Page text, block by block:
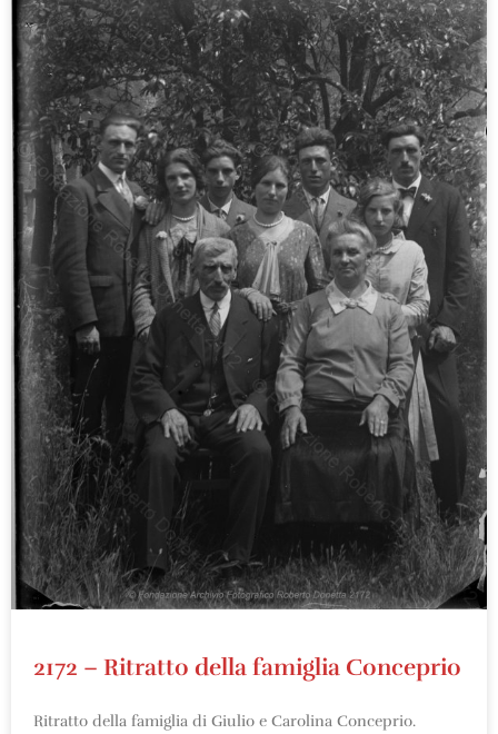
2172 – Ritratto della famiglia Conceprio
Ritratto della famiglia di Giulio e Carolina Conceprio.